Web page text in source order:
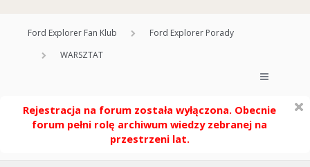
Ford Explorer Fan Klub
Ford Explorer Porady
WARSZTAT
Rejestracja na forum została wyłączona. Obecnie
forum pełni rolę archiwum wiedzy zebranej na
przestrzeni lat.